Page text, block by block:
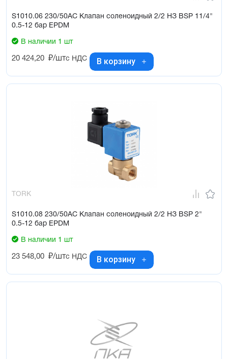
S1010.06 230/50AC Клапан соленоидный 2/2 НЗ BSP 11/4"
0.5-12 бар EPDM
В наличии 1 шт
20 424,20 ₽/штс НДС В корзину
TORK
S1010.08 230/50AC Клапан соленоидный 2/2 НЗ BSP 2"
0.5-12 бар EPDM
В наличии 1 шт
23 548,00 ₽/штс НДС В корзину